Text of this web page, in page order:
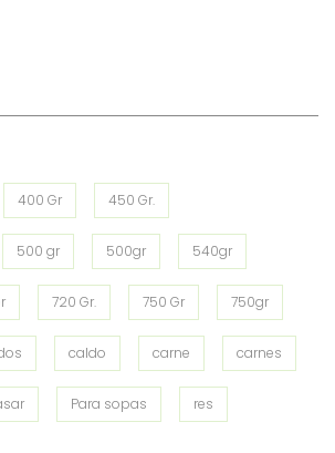
400 Gr 450 Gr.
500 gr 500gr 540gr
720 Gr. 750 Gr 750gr
caldo carne carnes
Para sopas res